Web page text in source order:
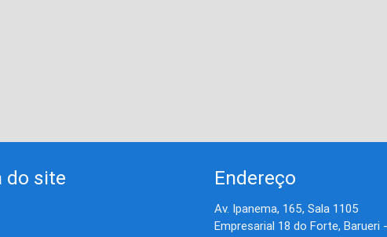
do site Endereço
Av. Ipanema, 165, Sala 1105
Empresarial 18 do Forte, Barueri